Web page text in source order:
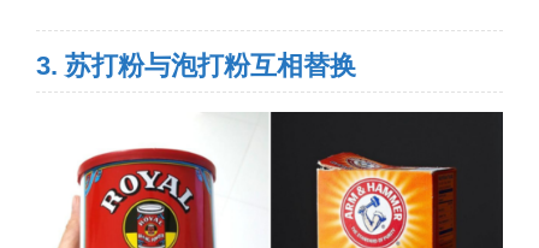
3. 苏打粉与泡打粉互相替换